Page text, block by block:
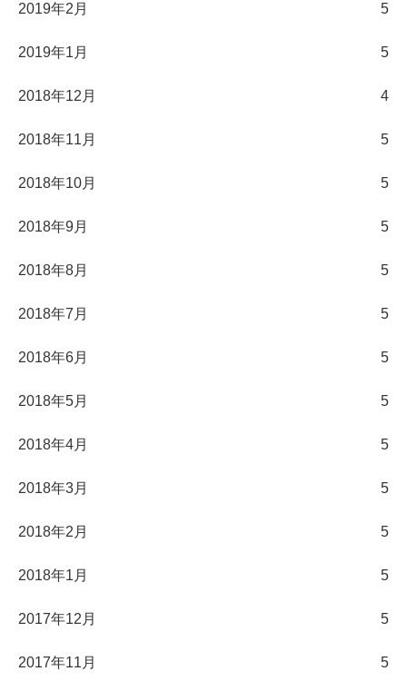
2019年2月 5
2019年1月 5
2018年12月 4
2018年11月 5
2018年10月 5
2018年9月 5
2018年8月 5
2018年7月 5
2018年6月 5
2018年5月 5
2018年4月 5
2018年3月 5
2018年2月 5
2018年1月 5
2017年12月 5
2017年11月 5